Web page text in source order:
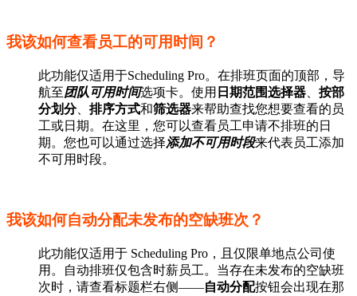
我该如何查看员工的可用时间？
此功能仅适用于Scheduling Pro。在排班页面的顶部，导
航至团队可用时间选项卡。使用 日期范围选择器
按部
分划分、 排序方式和筛选器来帮助查找您想要查看的员
工或日期。在这里，您可以查看员工申请不排班的日
期。您也可以通过选择添加不可用时段来代表员工添加
不可用时段。
我该如何自动分配未发布的空缺班次？
此功能仅适用于 Scheduling Pro，且仅限单地点公司使
用。自动排班仅包含时薪员工。当存在未发布的空缺班
次时，请查看标题栏右侧——自动分配按钮会出现在那